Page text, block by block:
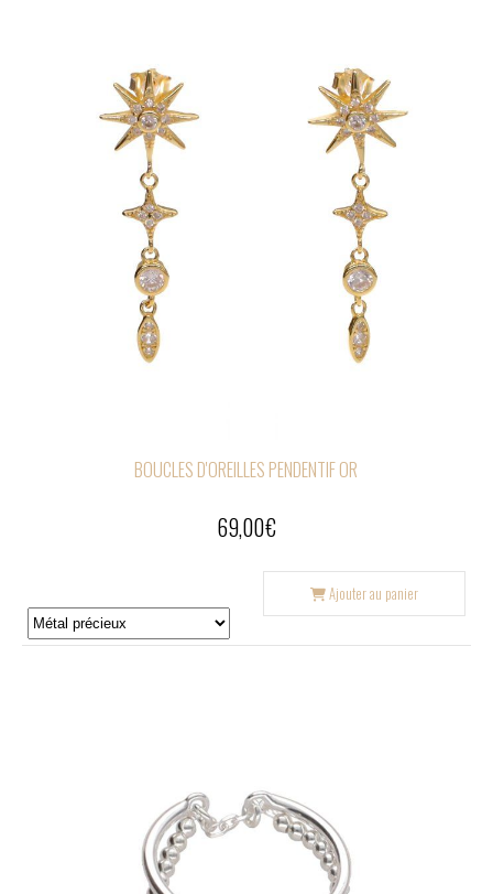
BOUCLES D'OREILLES PENDENTIF OR
69,00€
Ajouter au panier